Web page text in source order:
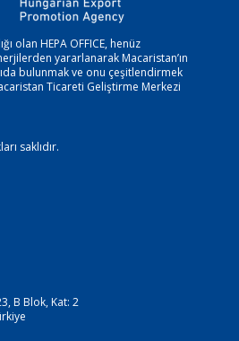
olan HEPA OFFICE, henüz
yararlanarak Macaristan’ın
bulunmak ve onu çeşitlendirmek
Ticareti Geliştirme Merkezi
saklıdır.
B Blok, Kat: 2